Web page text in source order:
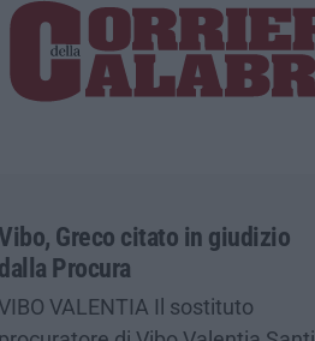
Greco citato in giudizio
dalla Procura
VALENTIA Il sostituto